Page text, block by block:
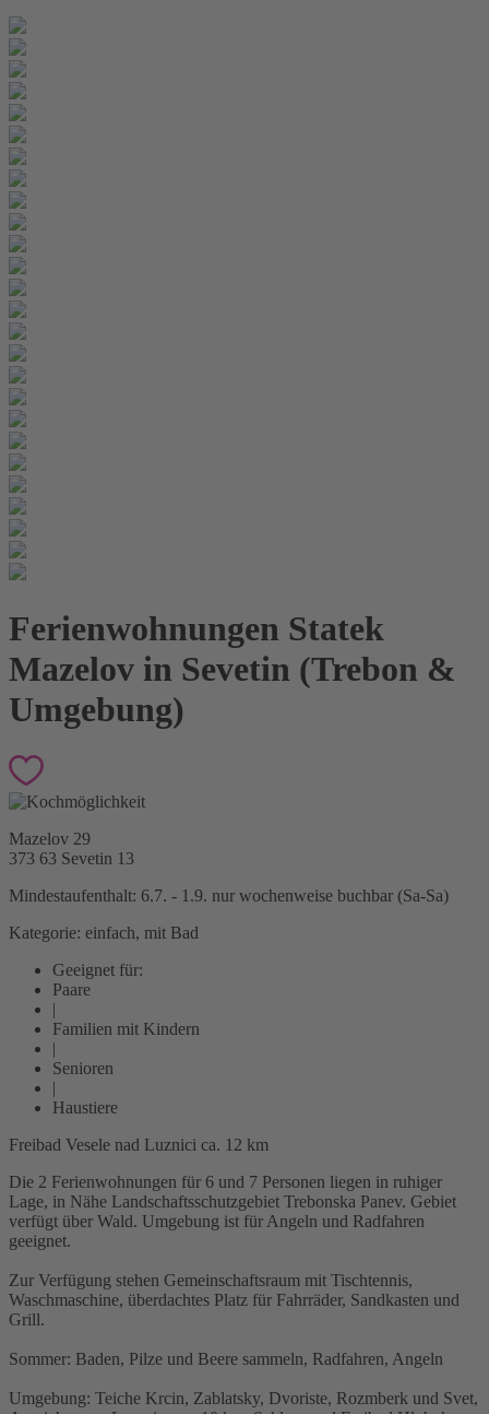
Ferienwohnungen Statek
Mazelov in Sevetin (Trebon &
Umgebung)
Mazelov 29
373 63 Sevetin 13
Mindestaufenthalt: 6.7. - 1.9. nur wochenweise buchbar (Sa-Sa)
Kategorie: einfach, mit Bad
Geeignet für:
Paare
|
Familien mit Kindern
|
Senioren
|
Haustiere
Freibad Vesele nad Luznici ca. 12 km
Die 2 Ferienwohnungen für 6 und 7 Personen liegen in ruhiger
Lage, in Nähe Landschaftsschutzgebiet Trebonska Panev. Gebiet
verfügt über Wald. Umgebung ist für Angeln und Radfahren
geeignet.
Zur Verfügung stehen Gemeinschaftsraum mit Tischtennis,
Waschmaschine, überdachtes Platz für Fahrräder, Sandkasten und
Grill.
Sommer: Baden, Pilze und Beere sammeln, Radfahren, Angeln
Umgebung: Teiche Krcin, Zablatsky, Dvoriste, Rozmberk und Svet,